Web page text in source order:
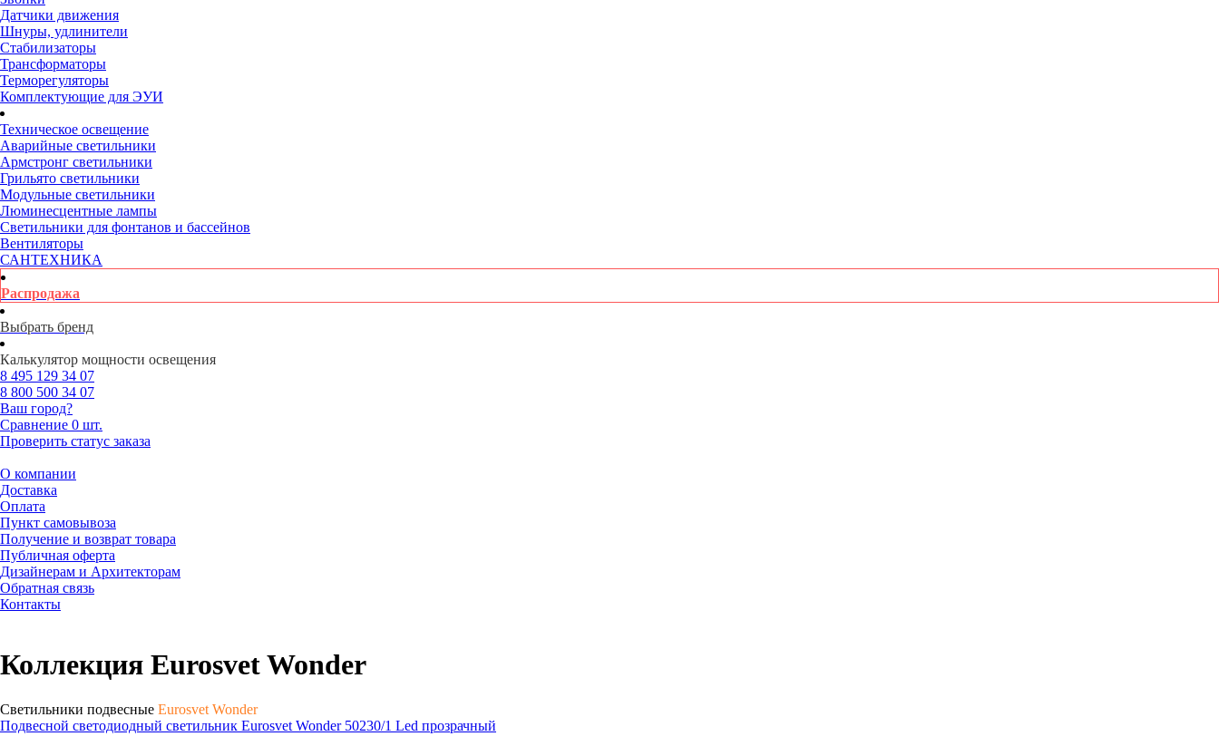
Датчики движения
Шнуры, удлинители
Стабилизаторы
Трансформаторы
Терморегуляторы
Комплектующие для ЭУИ
Техническое освещение
Аварийные светильники
Армстронг светильники
Грильято светильники
Модульные светильники
Люминесцентные лампы
Светильники для фонтанов и бассейнов
Вентиляторы
САНТЕХНИКА
Распродажа
Выбрать бренд
Калькулятор мощности освещения
8 495 129 34 07
8 800 500 34 07
Ваш город?
Сравнение 0 шт.
Проверить статус заказа
О компании
Доставка
Оплата
Пункт самовывоза
Получение и возврат товара
Публичная оферта
Дизайнерам и Архитекторам
Обратная связь
Контакты
Коллекция Eurosvet Wonder
Светильники подвесные Eurosvet Wonder
Подвесной светодиодный светильник Eurosvet Wonder 50230/1 Led прозрачный